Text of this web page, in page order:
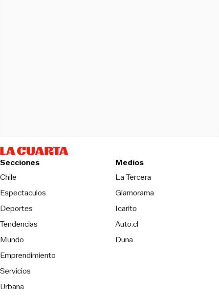
Secciones
Chile
Espectaculos
Deportes
Tendencias
Mundo
Emprendimiento
Servicios
Urbana
Medios
La TerceraOpens in new
Glamorama
Icarito
Auto.cl
DunaOpens in new window